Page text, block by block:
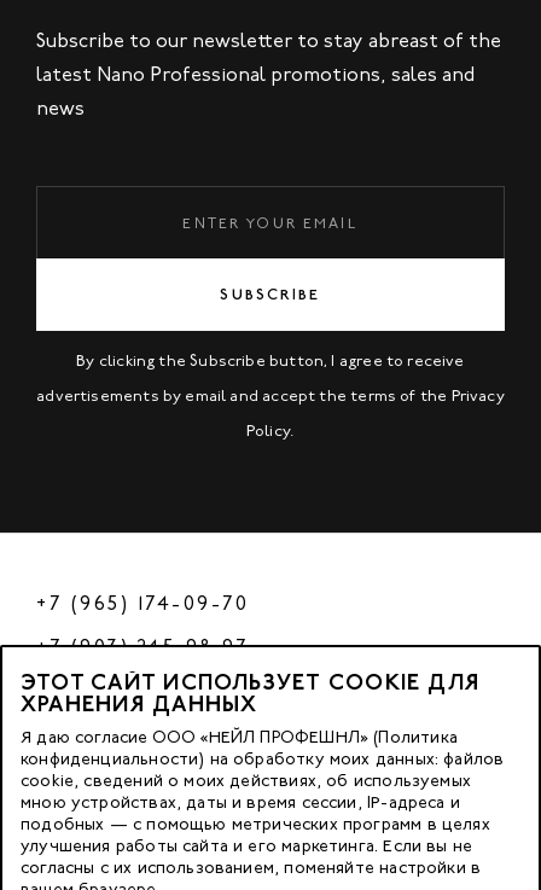
Subscribe to our newsletter to stay abreast of the
latest Nano Professional promotions, sales and
news
SUBSCRIBE
By clicking the Subscribe button, I agree to receive
advertisements by email and accept the terms of the Privacy
Policy.
+7 (965) 174-09-70
+7 (903) 245-98-97
РФ
© 2023 Nano Prof
117342, Russia, Moscow, Butlerova Street. 17, «BC Neo Geo»
floor 3, office 3079
ЭТОТ САЙТ ИСПОЛЬЗУЕТ COOKIE ДЛЯ
ХРАНЕНИЯ ДАННЫХ
Я даю согласие ООО «НЕЙЛ ПРОФЕШНЛ» (Политика
конфиденциальности) на обработку моих данных: файлов
cookie, сведений о моих действиях, об используемых
мною устройствах, даты и время сессии, IP-адреса и
подобных — с помощью метрических программ в целях
улучшения работы сайта и его маркетинга. Если вы не
согласны с их использованием, поменяйте настройки в